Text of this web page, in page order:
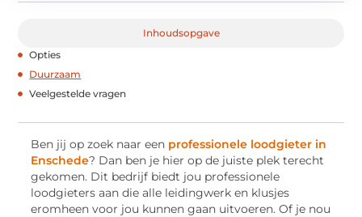
Inhoudsopgave
Opties
Duurzaam
Veelgestelde vragen
Ben jij op zoek naar een professionele loodgieter in
Enschede? Dan ben je hier op de juiste plek terecht
gekomen. Dit bedrijf biedt jou professionele
loodgieters aan die alle leidingwerk en klusjes
eromheen voor jou kunnen gaan uitvoeren. Of je nou